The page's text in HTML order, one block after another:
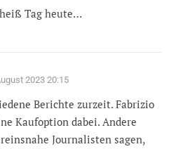
Tag heute…
2023 20:15
Berichte zurzeit. Fabrizio
Kaufoption dabei. Andere
Journalisten sagen,